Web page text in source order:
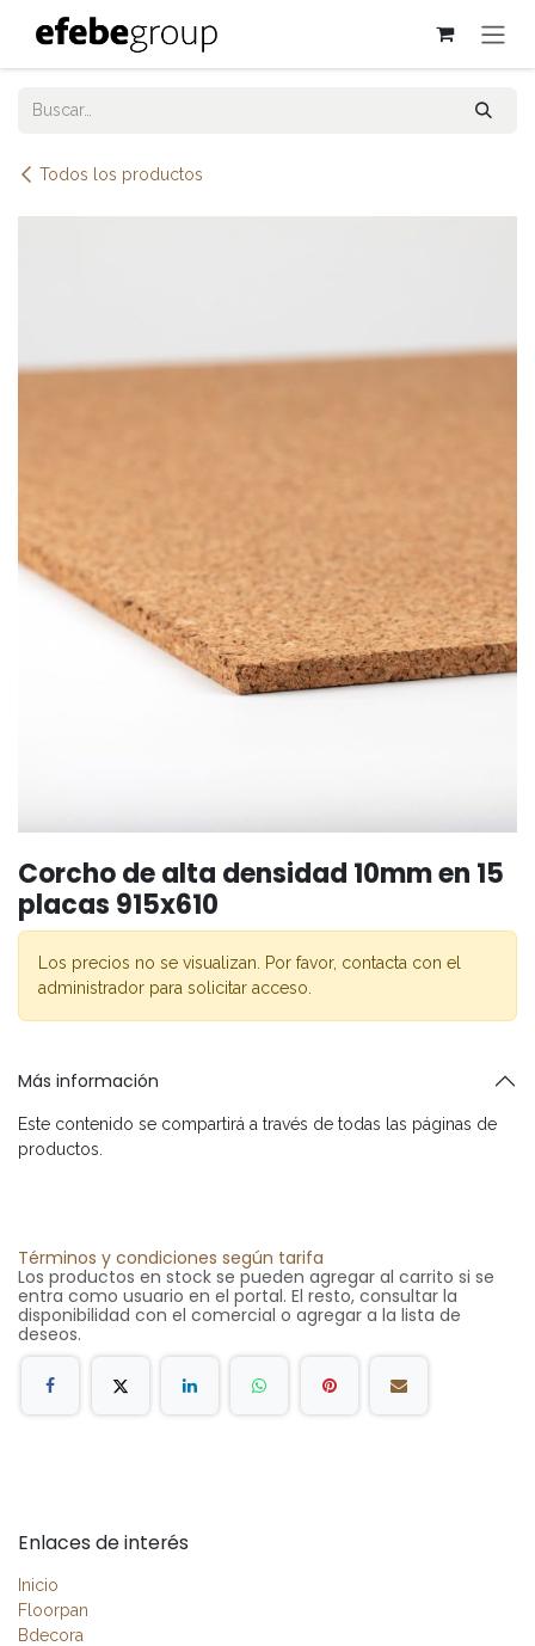
Ir al contenido
Todos los productos
Corcho de alta densidad 10mm en 15
placas 915x610
Los precios no se visualizan. Por favor, contacta con el
administrador para solicitar acceso.
Más información
Este contenido se compartirá a través de todas las páginas de
productos.
Términos y condiciones según tarifa
Los productos en stock se pueden agregar al carrito si se
entra como usuario en el portal. El resto, consultar la
disponibilidad con el comercial o agregar a la lista de
deseos.
Enlaces de interés
Inicio
Floorpan
Bdecora